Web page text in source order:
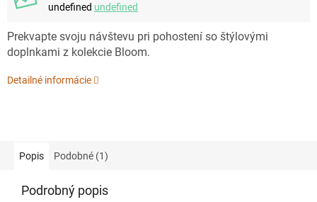
undefined undefined
Prekvapte svoju návštevu pri pohostení so štýlovými
doplnkami z kolekcie Bloom.
Detailné informácie
Popis Podobné (1)
Podrobný popis